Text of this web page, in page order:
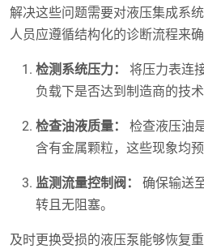
解决这些问题需要对液压集成系
人员应遵循结构化的诊断流程来确
检测系统压力：
将压力表连
负载下是否达到制造商的技术
检查油液质量：
检查液压油
含有金属颗粒，这些现象均
监测流量控制阀：
确保输送
转且无阻塞。
及时更换受损的液压泵能够恢复